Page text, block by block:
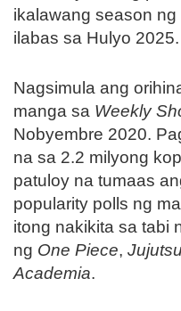
ikalawang season
ilabas sa Hulyo 2025.
Nagsimula ang
manga sa Weekly
Nobyembre 2020.
na sa 2.2 milyong
patuloy na tumaas
popularity polls ng
itong nakikita sa tabi
ng One Piece,
Academia.